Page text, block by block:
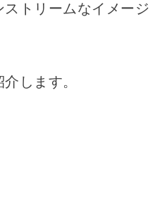
トリームなイメージ
します。